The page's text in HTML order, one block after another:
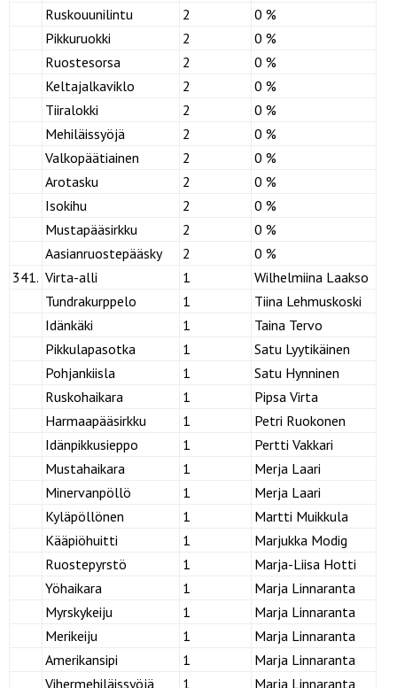
Ruskouunilintu
2
0 %
Pikkuruokki
2
0 %
Ruostesorsa
2
0 %
Keltajalkaviklo
2
0 %
Tiiralokki
2
0 %
Mehiläissyöjä
2
0 %
Valkopäätiainen
2
0 %
Arotasku
2
0 %
Isokihu
2
0 %
Mustapääsirkku
2
0 %
Aasianruostepääsky
2
0 %
341. Virta-alli 1
Wilhelmiina Laakso
Tundrakurppelo
1
Tiina Lehmuskoski
Idänkäki
1
Taina Tervo
Pikkulapasotka
1
Satu Lyytikäinen
Pohjankiisla
1
Satu Hynninen
Ruskohaikara
1
Pipsa Virta
Harmaapääsirkku
1
Petri Ruokonen
Idänpikkusieppo
1
Pertti Vakkari
Mustahaikara
1
Merja Laari
Minervanpöllö
1
Merja Laari
Kyläpöllönen
1
Martti Muikkula
Kääpiöhuitti
1
Marjukka Modig
Ruostepyrstö
1
Marja-Liisa Hotti
Yöhaikara
1
Marja Linnaranta
Myrskykeiju
1
Marja Linnaranta
Merikeiju
1
Marja Linnaranta
Amerikansipi
1
Marja Linnaranta
Vihermehiläissyöjä
1 Marja Linnaranta